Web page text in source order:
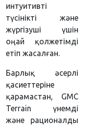
интуитивті
түсінікті және
жүргізуші үшін
оңай қолжетімді
етіп жасалған.
Барлық әсерлі
қасиеттеріне
қарамастан, GMC
Terrain үнемді
және рационалды